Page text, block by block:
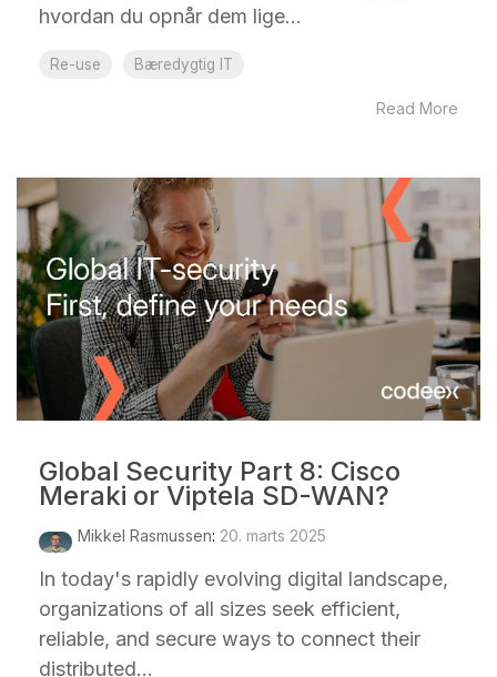
hvordan du opnår dem lige...
Re-use Bæredygtig IT
Read More
Global Security Part 8: Cisco
Meraki or Viptela SD-WAN?
Mikkel Rasmussen: 20. marts 2025
In today's rapidly evolving digital landscape,
organizations of all sizes seek efficient,
reliable, and secure ways to connect their
distributed...